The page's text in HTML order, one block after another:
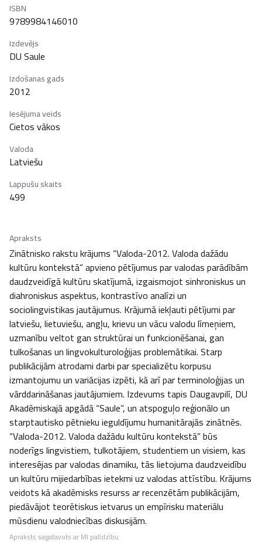
ISBN
9789984146010
Izdevējs
DU Saule
Izdošanas gads
2012
Iesējuma veids
Cietos vākos
Valoda
Latviešu
Lappušu skaits
499
Apraksts
Zinātnisko rakstu krājums “Valoda-2012. Valoda dažādu
kultūru kontekstā” apvieno pētījumus par valodas parādībām
daudzveidīgā kultūru skatījumā, izgaismojot sinhroniskus un
diahroniskus aspektus, kontrastīvo analīzi un
sociolingvistikas jautājumus. Krājumā iekļauti pētījumi par
latviešu, lietuviešu, angļu, krievu un vācu valodu līmeņiem,
uzmanību veltot gan struktūrai un funkcionēšanai, gan
tulkošanas un lingvokulturoloģijas problemātikai. Starp
publikācijām atrodami darbi par specializētu korpusu
izmantojumu un variācijas izpēti, kā arī par terminoloģijas un
vārddarināšanas jautājumiem. Izdevums tapis Daugavpilī, DU
Akadēmiskajā apgādā “Saule”, un atspoguļo reģionālo un
starptautisko pētnieku ieguldījumu humanitārajās zinātnēs.
“Valoda-2012. Valoda dažādu kultūru kontekstā” būs
noderīgs lingvistiem, tulkotājiem, studentiem un visiem, kas
interesējas par valodas dinamiku, tās lietojuma daudzveidību
un kultūru mijiedarbības ietekmi uz valodas attīstību. Krājums
veidots kā akadēmisks resurss ar recenzētām publikācijām,
piedāvājot teorētiskus ietvarus un empīrisku materiālu
mūsdienu valodniecības diskusijām.
Apraksts sagatavots ar MI palīdzību